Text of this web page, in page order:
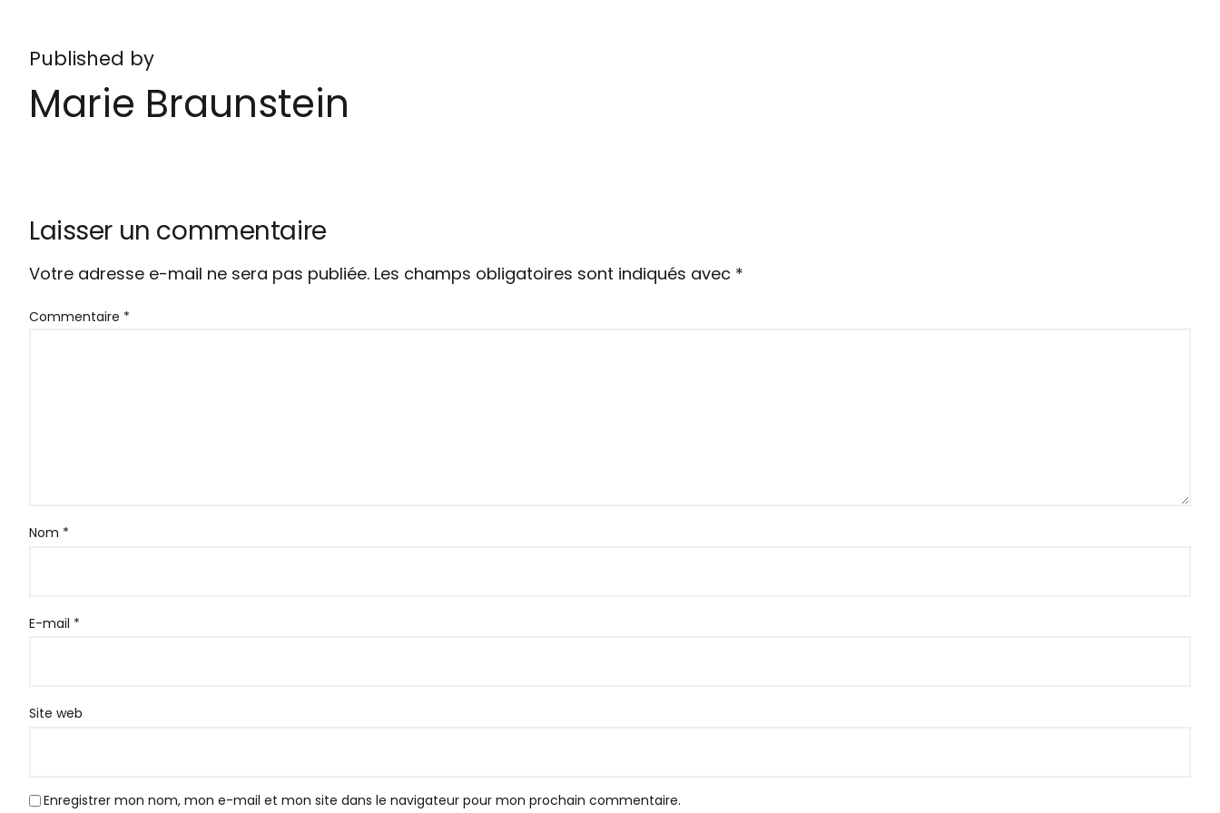
Published by
Marie Braunstein
Laisser un commentaire
Votre adresse e-mail ne sera pas publiée. Les champs obligatoires sont indiqués avec *
Commentaire *
Nom *
E-mail *
Site web
Enregistrer mon nom, mon e-mail et mon site dans le navigateur pour mon prochain commentaire.